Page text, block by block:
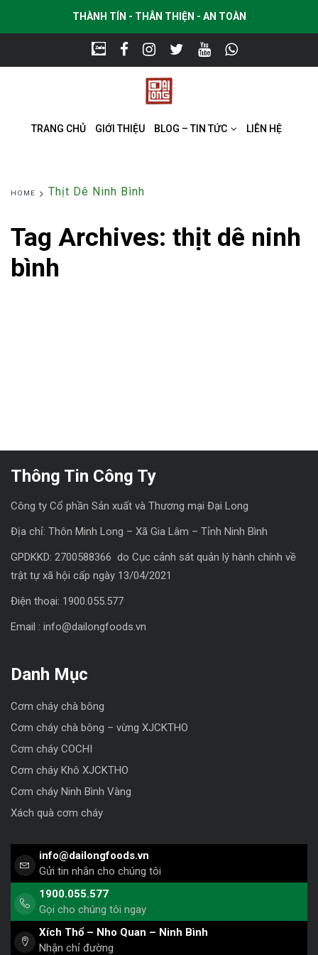
THÀNH TÍN - THÂN THIỆN - AN TOÀN
TRANG CHỦ GIỚI THIỆU BLOG – TIN TỨC LIÊN HỆ
HOME Thịt Dê Ninh Bình
Tag Archives: thịt dê ninh
bình
Thông Tin Công Ty
Công ty Cổ phần Sản xuất và Thương mại Đại Long
Địa chỉ: Thôn Minh Long – Xã Gia Lâm – Tỉnh Ninh Bình
GPDKKD: 2700588366 do Cục cảnh sát quản lý hành chính về
trật tự xã hội cấp ngày 13/04/2021
Điện thoại: 1900.055.577
Email : info@dailongfoods.vn
Danh Mục
Cơm cháy chà bông
Cơm cháy chà bông – vừng XJCKTHO
Cơm cháy COCHI
Cơm cháy Khô XJCKTHO
Cơm cháy Ninh Bình Vàng
Xách quà cơm cháy
info@dailongfoods.vn
Gửi tin nhắn cho chúng tôi
1900.055.577
Gọi cho chúng tôi ngay
Xích Thổ – Nho Quan – Ninh Bình
Nhận chỉ đường